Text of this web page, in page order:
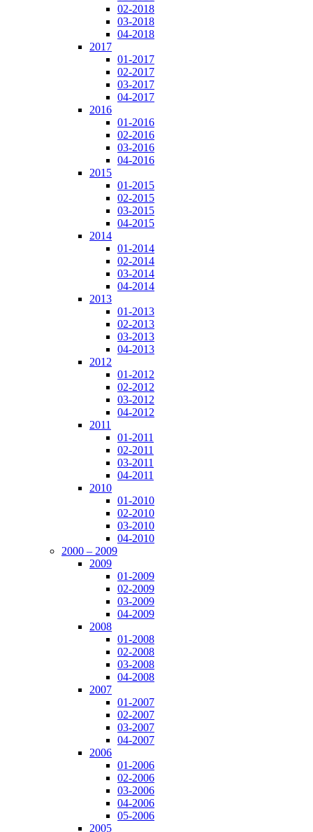
02-2018
03-2018
04-2018
2017
01-2017
02-2017
03-2017
04-2017
2016
01-2016
02-2016
03-2016
04-2016
2015
01-2015
02-2015
03-2015
04-2015
2014
01-2014
02-2014
03-2014
04-2014
2013
01-2013
02-2013
03-2013
04-2013
2012
01-2012
02-2012
03-2012
04-2012
2011
01-2011
02-2011
03-2011
04-2011
2010
01-2010
02-2010
03-2010
04-2010
2000 – 2009
2009
01-2009
02-2009
03-2009
04-2009
2008
01-2008
02-2008
03-2008
04-2008
2007
01-2007
02-2007
03-2007
04-2007
2006
01-2006
02-2006
03-2006
04-2006
05-2006
2005